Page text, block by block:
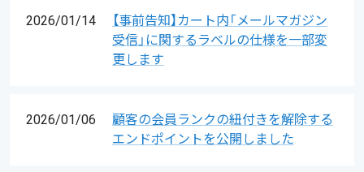
2026/01/14
【事前告知】カート内「メールマガジン
受信」に関するラベルの仕様を一部変
更します
2026/01/06
顧客の会員ランクの紐付きを解除する
エンドポイントを公開しました